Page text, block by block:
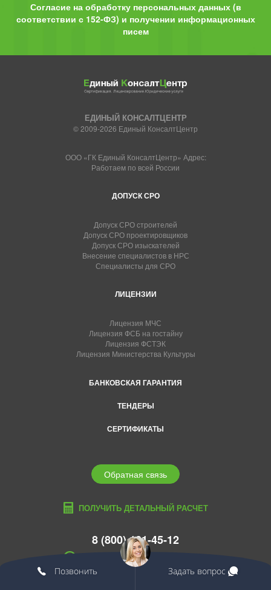
Согласие на обработку персональных данных (в
соответствии с 152-ФЗ) и получении информационных
писем
ЕДИНЫЙ КОНСАЛТЦЕНТР
© 2009-2026 Единый КонсалтЦентр
ООО «ГК Единый КонсалтЦентр» Адрес:
Работаем по всей России
ДОПУСК СРО
Допуск СРО строителей
Допуск СРО проектировщиков
Допуск СРО изыскателей
Внесение специалистов в НРС
Специалисты для СРО
ЛИЦЕНЗИИ
Лицензия МЧС
Лицензия ФСБ на гостайну
Лицензия ФСТЭК
Лицензия Министерства Культуры
БАНКОВСКАЯ ГАРАНТИЯ
ТЕНДЕРЫ
СЕРТИФИКАТЫ
Обратная связь
ПОЛУЧИТЬ ДЕТАЛЬНЫЙ РАСЧЕТ
8 (800) 101-45-12
info@edcons.ru
Позвонить Задать вопрос